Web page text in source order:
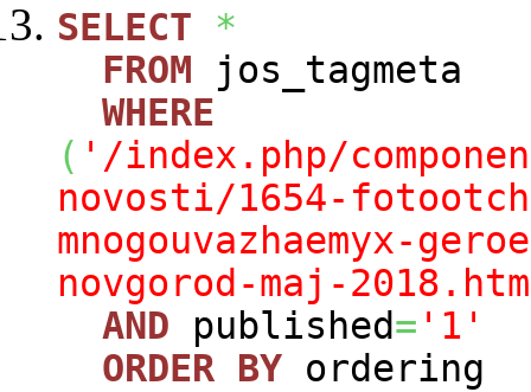
SELECT
*
FROM jos_tagmeta
WHERE
( '/index.php/
novosti/1654-
mnogouvazhaemyx-
novgorod-maj-
AND published= '1'
ORDER BY ordering